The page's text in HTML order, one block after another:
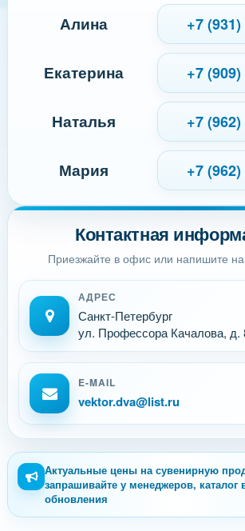
Контактная
Приезжайте в офис или напишите
АДРЕС
Санкт-Петербург
ул. Профессора Качалова, д.
E-MAIL
vektor.dva@list.ru
Алина +7
Екатерина +7
Наталья +7
Мария +7
Актуальные цены на сувенирную
запрашивайте у менеджеров, каталог
обновления